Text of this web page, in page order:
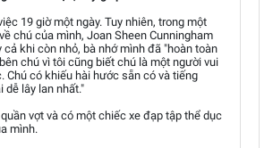
19 giờ một ngày. Tuy nhiên, trong một
chú của mình, Joan Sheen Cunningham
cả khi còn nhỏ, bà nhớ mình đã "hoàn toàn
chú vì tôi cũng biết chú là một người vui
Chú có khiếu hài hước sẵn có và tiếng
dễ lây lan nhất."
vợt và có một chiếc xe đạp tập thể dục
mình.